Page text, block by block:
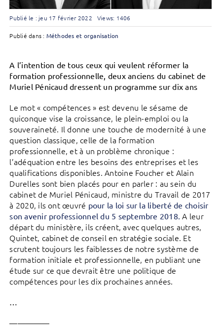
Publié le : jeu 17 février 2022 Views: 1406
Publié dans : Méthodes et organisation
A l’intention de tous ceux qui veulent réformer la
formation professionnelle, deux anciens du cabinet de
Muriel Pénicaud dressent un programme sur dix ans
Le mot « compétences » est devenu le sésame de
quiconque vise la croissance, le plein-emploi ou la
souveraineté. Il donne une touche de modernité à une
question classique, celle de la formation
professionnelle, et à un problème chronique :
l’adéquation entre les besoins des entreprises et les
qualifications disponibles. Antoine Foucher et Alain
Durelles sont bien placés pour en parler : au sein du
cabinet de Muriel Pénicaud, ministre du Travail de 2017
à 2020, ils ont œuvré pour la loi sur la liberté de choisir
son avenir professionnel du 5 septembre 2018. A leur
départ du ministère, ils créent, avec quelques autres,
Quintet, cabinet de conseil en stratégie sociale. Et
scrutent toujours les faiblesses de notre système de
formation initiale et professionnelle, en publiant une
étude sur ce que devrait être une politique de
compétences pour les dix prochaines années.
…
—————